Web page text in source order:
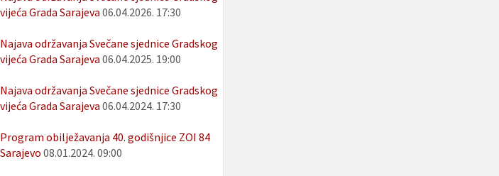
vijeća Grada Sarajeva 06.04.2026. 17:30
Najava održavanja Svečane sjednice Gradskog
vijeća Grada Sarajeva 06.04.2025. 19:00
Najava održavanja Svečane sjednice Gradskog
vijeća Grada Sarajeva 06.04.2024. 17:30
Program obilježavanja 40. godišnjice ZOI 84
Sarajevo 08.01.2024. 09:00